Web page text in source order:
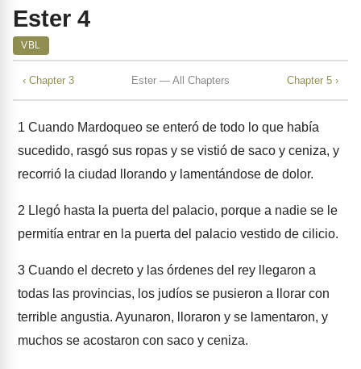
Ester 4
VBL
‹ Chapter 3 Ester — All Chapters Chapter 5 ›
1 Cuando Mardoqueo se enteró de todo lo que había
sucedido, rasgó sus ropas y se vistió de saco y ceniza, y
recorrió la ciudad llorando y lamentándose de dolor.
2 Llegó hasta la puerta del palacio, porque a nadie se le
permitía entrar en la puerta del palacio vestido de cilicio.
3 Cuando el decreto y las órdenes del rey llegaron a
todas las provincias, los judíos se pusieron a llorar con
terrible angustia. Ayunaron, lloraron y se lamentaron, y
muchos se acostaron con saco y ceniza.